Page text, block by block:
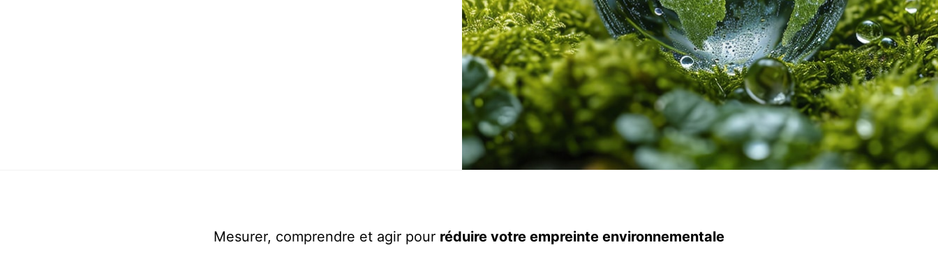
Mesurer, comprendre et agir pour réduire votre empreinte environnementale